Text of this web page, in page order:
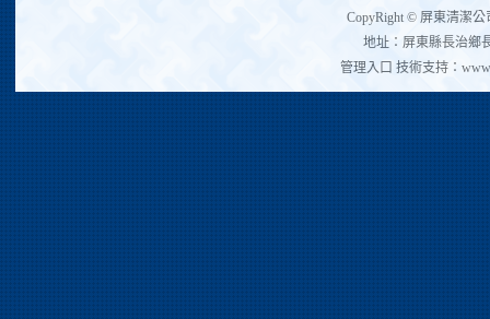
CopyRight © 屏東清潔公
地址：屏東縣長治鄉
管理入口 技術支持：